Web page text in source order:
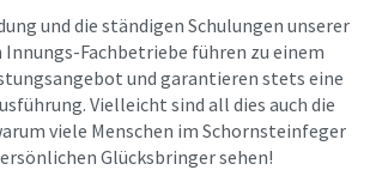
und die ständigen Schulungen unserer
Fachbetriebe führen zu einem
und garantieren stets eine
Vielleicht sind all dies auch die
viele Menschen im Schornsteinfeger
Glücksbringer sehen!